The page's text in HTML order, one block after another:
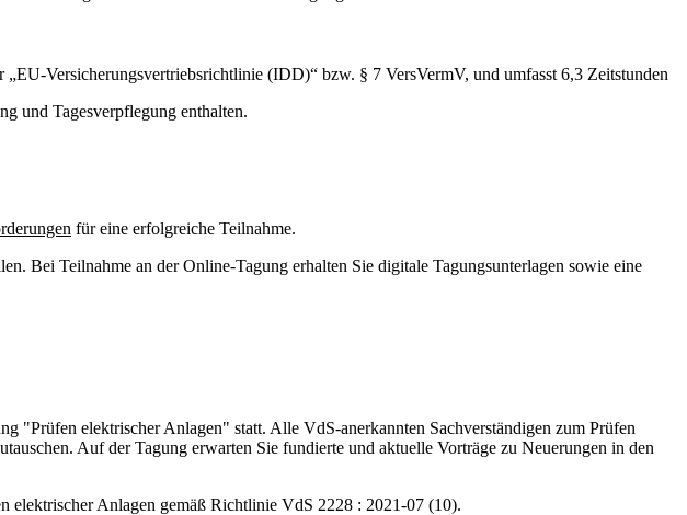
Versicherungsvertriebsrichtlinie (IDD)“ bzw. § 7 VersVermV, und umfasst 6,3 Zeitstunden
und Tagesverpflegung enthalten.
für eine erfolgreiche Teilnahme.
Bei Teilnahme an der Online-Tagung erhalten Sie digitale Tagungsunterlagen sowie eine
"Prüfen elektrischer Anlagen" statt. Alle VdS-anerkannten Sachverständigen zum Prüfen
Auf der Tagung erwarten Sie fundierte und aktuelle Vorträge zu Neuerungen in den
elektrischer Anlagen gemäß Richtlinie VdS 2228 : 2021-07 (10).